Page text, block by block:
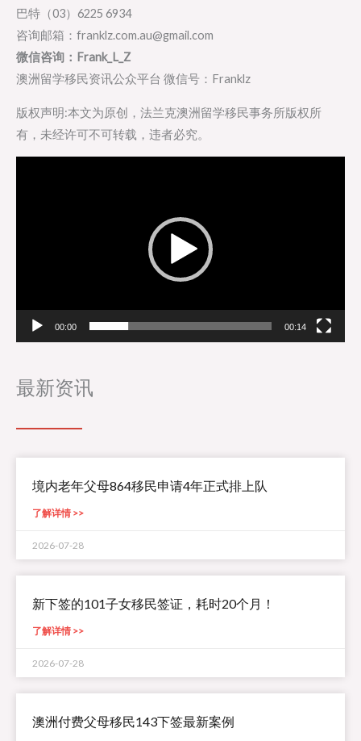
巴特（03）6225 6934
咨询邮箱：franklz.com.au@gmail.com
微信咨询：Frank_L_Z
澳洲留学移民资讯公众平台 微信号：Franklz
版权声明:本文为原创，法兰克澳洲留学移民事务所版权所
有，未经许可不可转载，违者必究。
00:00 00:14
最新资讯
境内老年父母864移民申请4年正式排上队
了解详情 >>
2026-07-28
新下签的101子女移民签证，耗时20个月！
了解详情 >>
2026-07-28
澳洲付费父母移民143下签最新案例